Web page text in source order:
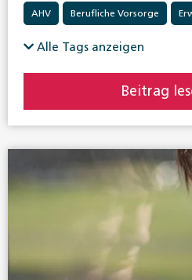
AHV Berufliche Vorsorge
Familienzulagen
Alle Tags anzeigen
Beitrag